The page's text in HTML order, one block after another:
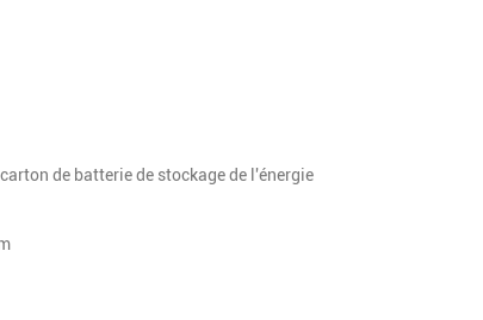
de batterie de stockage de l'énergie